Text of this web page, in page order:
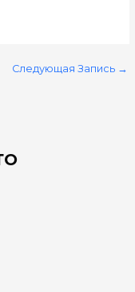
Следующая Запись →